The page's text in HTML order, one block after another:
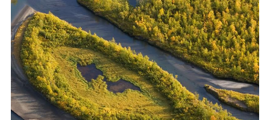
ThreadsFacebookYoutube
X Instagram
Flick TikTok